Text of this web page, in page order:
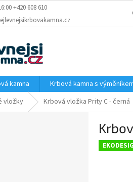
+420 608 610
kamna Krbová kamna s
vložky Krbová vložka Prity C - černá